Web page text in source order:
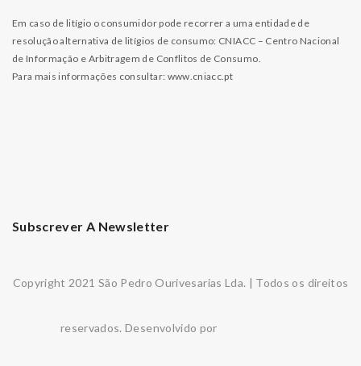
Em caso de litígio o consumidor pode recorrer a uma entidade de
resolução alternativa de litígios de consumo: CNIACC – Centro Nacional
de Informação e Arbitragem de Conflitos de Consumo.
Para mais informações consultar: www.cniacc.pt
Subscrever A Newsletter
Copyright 2021 São Pedro Ourivesarias Lda. | Todos os direitos
reservados. Desenvolvido por